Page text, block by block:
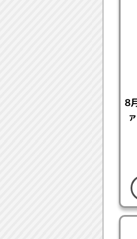
【
/ プ
●
※
【
●
●
に
●1
※
8